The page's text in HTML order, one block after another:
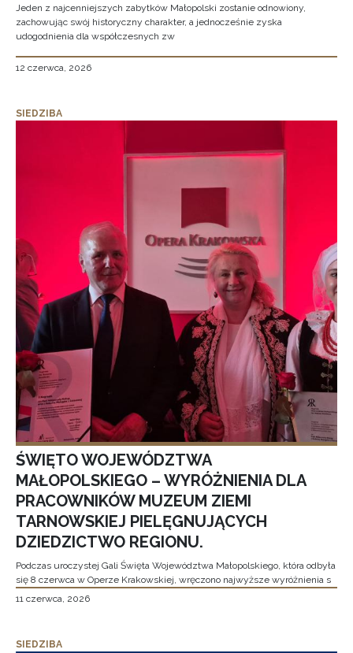
Jeden z najcenniejszych zabytków Małopolski zostanie odnowiony,
zachowując swój historyczny charakter, a jednocześnie zyska
udogodnienia dla współczesnych zw
12 czerwca, 2026
SIEDZIBA
ŚWIĘTO WOJEWÓDZTWA
MAŁOPOLSKIEGO – WYRÓŻNIENIA DLA
PRACOWNIKÓW MUZEUM ZIEMI
TARNOWSKIEJ PIELĘGNUJĄCYCH
DZIEDZICTWO REGIONU.
Podczas uroczystej Gali Święta Województwa Małopolskiego, która odbyła
się 8 czerwca w Operze Krakowskiej, wręczono najwyższe wyróżnienia s
11 czerwca, 2026
SIEDZIBA